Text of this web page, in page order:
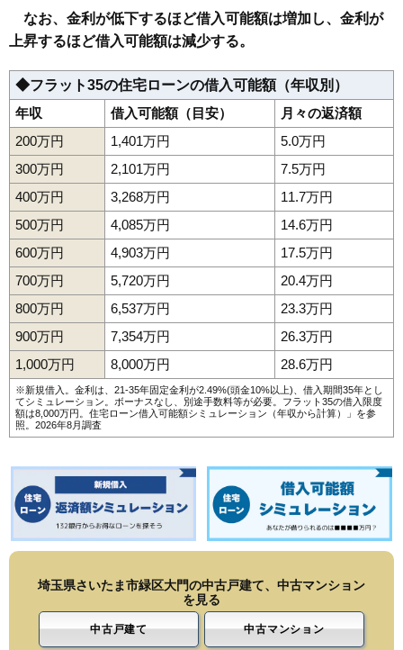
なお、金利が低下するほど借入可能額は増加し、金利が
上昇するほど借入可能額は減少する。
◆フラット35の住宅ローンの借入可能額（年収別）
年収
借入可能額（目安）
月々の返済額
200万円
1,401万円
5.0万円
300万円
2,101万円
7.5万円
400万円
3,268万円
11.7万円
500万円
4,085万円
14.6万円
600万円
4,903万円
17.5万円
700万円
5,720万円
20.4万円
800万円
6,537万円
23.3万円
900万円
7,354万円
26.3万円
1,000万円
8,000万円 28.6万円
※新規借入。金利は、21-35年固定金利が2.49%(頭金10%以上)、借入期間35年とし
てシミュレーション。ボーナスなし、別途手数料等が必要。フラット35の借入限度
額は8,000万円。 住宅ローン借入可能額シミュレーション（年収から計算）
」を参
照。2026年8月調査
埼玉県さいたま市緑区大門の中古戸建て、中古マンション
を見る
中古戸建て 中古マンション